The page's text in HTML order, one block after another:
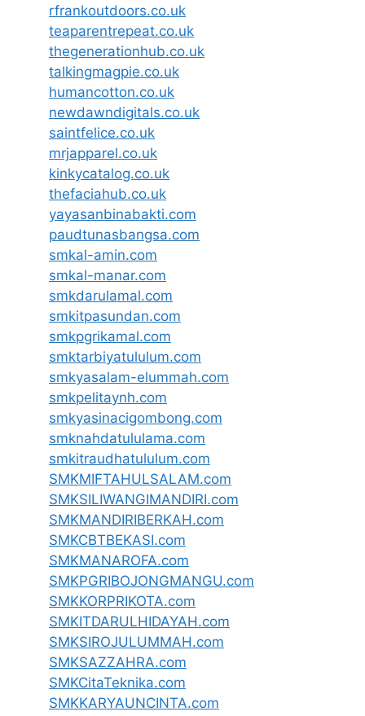
rfrankoutdoors.co.uk
teaparentrepeat.co.uk
thegenerationhub.co.uk
talkingmagpie.co.uk
humancotton.co.uk
newdawndigitals.co.uk
saintfelice.co.uk
mrjapparel.co.uk
kinkycatalog.co.uk
thefaciahub.co.uk
yayasanbinabakti.com
paudtunasbangsa.com
smkal-amin.com
smkal-manar.com
smkdarulamal.com
smkitpasundan.com
smkpgrikamal.com
smktarbiyatululum.com
smkyasalam-elummah.com
smkpelitaynh.com
smkyasinacigombong.com
smknahdatululama.com
smkitraudhatululum.com
SMKMIFTAHULSALAM.com
SMKSILIWANGIMANDIRI.com
SMKMANDIRIBERKAH.com
SMKCBTBEKASI.com
SMKMANAROFA.com
SMKPGRIBOJONGMANGU.com
SMKKORPRIKOTA.com
SMKITDARULHIDAYAH.com
SMKSIROJULUMMAH.com
SMKSAZZAHRA.com
SMKCitaTeknika.com
SMKKARYAUNCINTA.com